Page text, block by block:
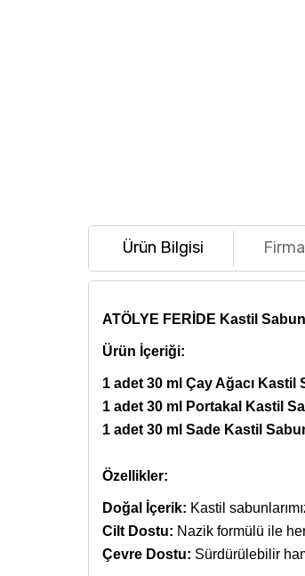
Ürün Bilgisi
ATÖLYE FERİDE Kastil
Ürün İçeriği:
1 adet 30 ml Çay Ağacı Kastil
1 adet 30 ml Portakal Kastil
1 adet 30 ml Sade Kastil
Özellikler:
Doğal İçerik: Kastil
Cilt Dostu: Nazik formülü ile
Çevre Dostu: Sürdürülebilir